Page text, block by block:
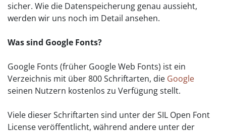
sicher. Wie die Datenspeicherung genau aussieht,
werden wir uns noch im Detail ansehen.
Was sind Google Fonts?
Google Fonts (früher Google Web Fonts) ist ein
Verzeichnis mit über 800 Schriftarten, die Google
seinen Nutzern kostenlos zu Verfügung stellt.
Viele dieser Schriftarten sind unter der SIL Open Font
License veröffentlicht, während andere unter der